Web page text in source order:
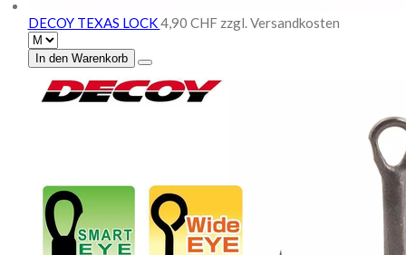
DECOY TEXAS LOCK4,90 CHF zzgl. Versandkosten
In den Warenkorb